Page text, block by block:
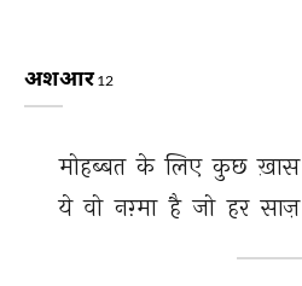
अशआर12
मोहब्बत के लिए कुछ ख़ास
ये वो नग़्मा है जो हर साज़